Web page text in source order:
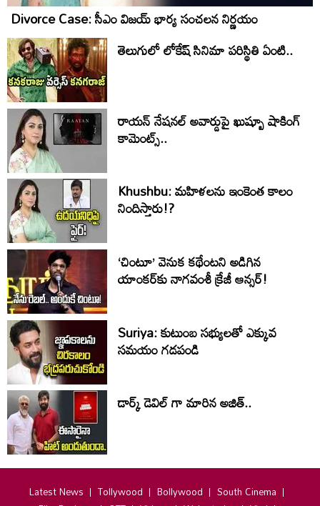
Divorce Case: సీఎం విజయ్ భార్య సంచలన నిర్ణయం
తెలుగులో లోకేష్ సినిమా పరిస్థితి ఏంటి..
రాయన్ నేషనల్ అవార్డుపై ఖుష్బూ షాకింగ్
కామెంట్స్..
Khushbu: మహిళలను ఇంకెంత కాలం
నిందిస్తారు!?
‘చింటూ’ వెనుక కథేంటని అడిగిన
యాంకర్‌కు నాగవంశీ క్రేజీ ఆన్సర్!
Suriya: కుటుంబ సభ్యులతో ఎక్కువ
సమయం గడపండి
డార్క్ డెవిల్ గా మారిన అజిత్..
Latest News Tollywood Bollywood
South Cinema